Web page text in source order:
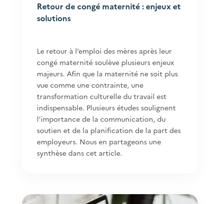
Retour de congé maternité : enjeux et
solutions
Le retour à l’emploi des mères après leur
congé maternité soulève plusieurs enjeux
majeurs. Afin que la maternité ne soit plus
vue comme une contrainte, une
transformation culturelle du travail est
indispensable. Plusieurs études soulignent
l’importance de la communication, du
soutien et de la planification de la part des
employeurs. Nous en partageons une
synthèse dans cet article.